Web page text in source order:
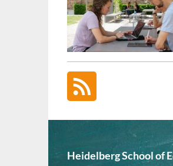
Heidelberg School of